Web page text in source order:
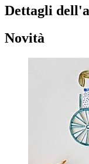
Dettagli
Novità